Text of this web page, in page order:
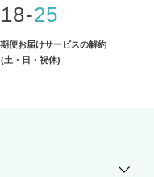
25
便お届けサービスの解約
土・日・祝休)